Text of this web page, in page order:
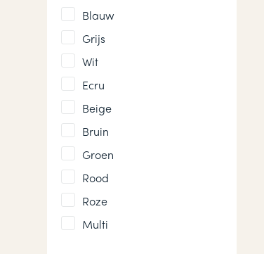
Blauw
Grijs
Wit
Ecru
Beige
Bruin
Groen
Rood
Roze
Multi